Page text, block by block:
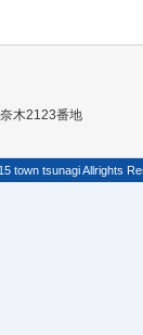
木2123番地
town tsunagi Allrights